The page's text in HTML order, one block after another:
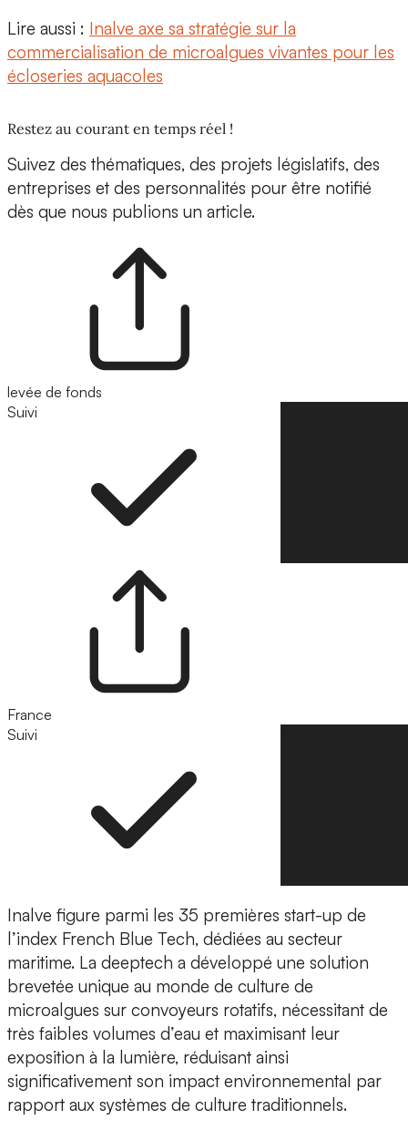
Lire aussi : Inalve axe sa stratégie sur la
commercialisation de microalgues vivantes pour les
écloseries aquacoles
Restez au courant en temps réel !
Suivez des thématiques, des projets législatifs, des
entreprises et des personnalités pour être notifié
dès que nous publions un article.
levée de fonds
Suivi
France
Suivi
Inalve figure parmi les 35 premières start-up de
l’index French Blue Tech, dédiées au secteur
maritime. La deeptech a développé une solution
brevetée unique au monde de culture de
microalgues sur convoyeurs rotatifs, nécessitant de
très faibles volumes d’eau et maximisant leur
exposition à la lumière, réduisant ainsi
significativement son impact environnemental par
rapport aux systèmes de culture traditionnels.